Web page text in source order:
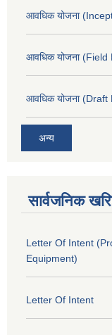
आवधिक योजना
आवधिक योजना (Field
आवधिक योजना
अन्य
सार्वजनिक
Letter Of Intent
Equipment)
Letter Of Intent